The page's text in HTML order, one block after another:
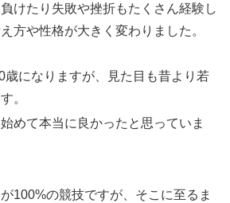
けたり失敗や挫折もたくさん経験し
方や性格が大きく変わりました。
歳になりますが、見た目も昔より若
。
めて本当に 良かったと思っていま
100%の競技ですが、そこに至るま